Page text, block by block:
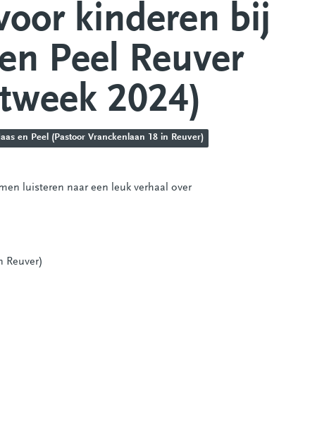
kinderen bij
Peel Reuver
2024)
en Peel (Pastoor Vranckenlaan 18 in Reuver)
luisteren naar een leuk verhaal over
Reuver)